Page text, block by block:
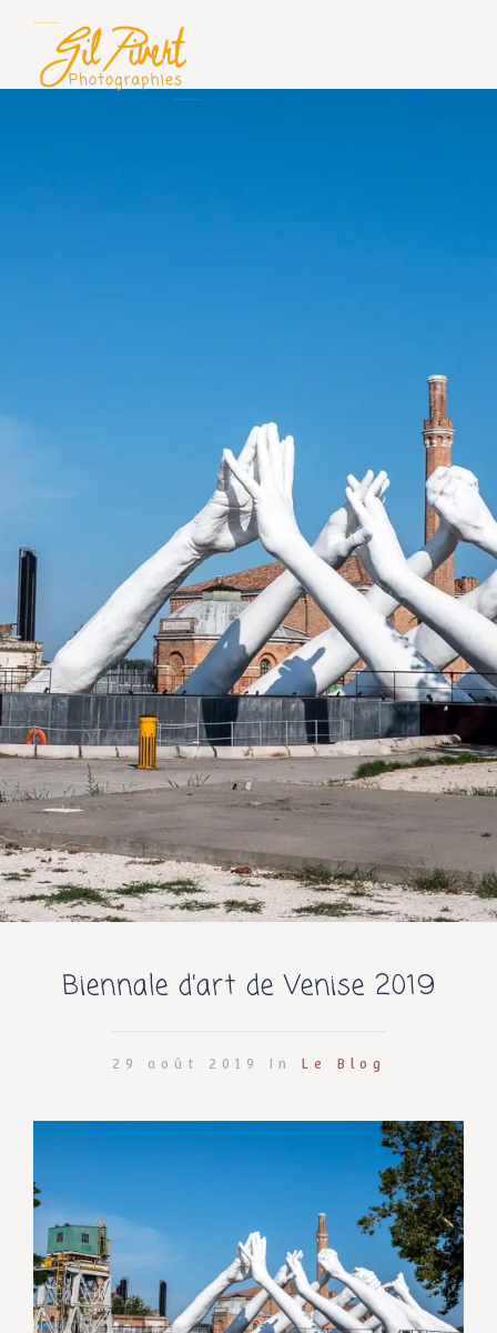
Biennale d’art de Venise 2019
29 août 2019 In Le Blog